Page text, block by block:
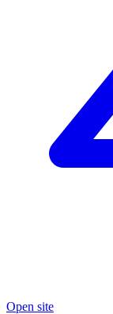
Open site